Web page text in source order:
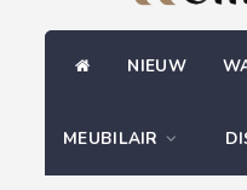
NIEUW
MEUBILAIR